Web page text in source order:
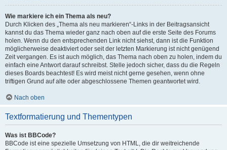
Wie markiere ich ein Thema als neu?
Durch Klicken des „Thema als neu markieren“-Links in der Beitragsansicht
kannst du das Thema wieder ganz nach oben auf die erste Seite des Forums
holen. Wenn du den entsprechenden Link nicht siehst, dann ist die Funktion
möglicherweise deaktiviert oder seit der letzten Markierung ist nicht genügend
Zeit vergangen. Es ist auch möglich, das Thema nach oben zu holen, indem du
einfach eine Antwort darauf schreibst. Stelle jedoch sicher, dass du die Regeln
dieses Boards beachtest! Es wird meist nicht gerne gesehen, wenn ohne
triftigen Grund auf alte oder abgeschlossene Themen geantwortet wird.
Nach oben
Textformatierung und Thementypen
Was ist BBCode?
BBCode ist eine spezielle Umsetzung von HTML, die dir weitreichende